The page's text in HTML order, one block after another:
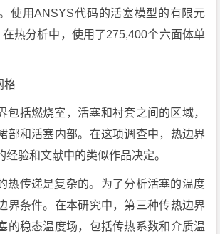
使用ANSYS代码的活塞模型的有限元
热分析中，使用了275,400个六面体单
格
包括燃烧室，活塞和衬套之间的区域，
部和活塞内部。在这项调查中，热边界
经验和文献中的类似作品决定。
热传递是复杂的。为了分析活塞的温度
界条件。在本研究中，第三种传热边界
的稳态温度场，包括传热系数和介质温